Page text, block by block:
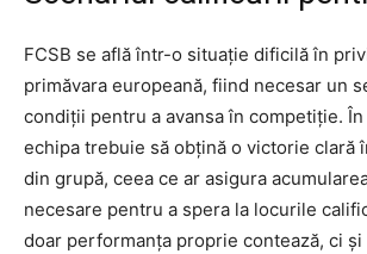
FCSB se află într-o situație dificilă în
primăvara europeană, fiind necesar un
condiții pentru a avansa în competiție.
echipa trebuie să obțină o victorie clară
din grupă, ceea ce ar asigura
necesare pentru a spera la locurile
doar performanța proprie contează, ci